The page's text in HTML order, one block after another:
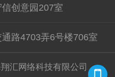
创意园207室
路4703弄6号楼706室
汇网络科技有限公司